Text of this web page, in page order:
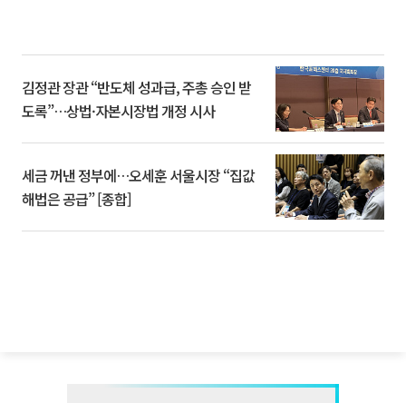
김정관 장관 “반도체 성과급, 주총 승인 받
도록”…상법·자본시장법 개정 시사
세금 꺼낸 정부에…오세훈 서울시장 “집값
해법은 공급” [종합]